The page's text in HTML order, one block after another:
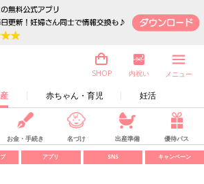
赤ちゃん・育児 妊活
SHOP 内祝い メニュー
お金・手続き 名づけ 出産準備 優待パス
アプリ SNS キャンペーン